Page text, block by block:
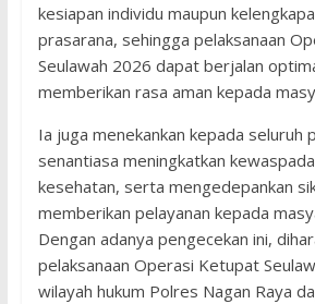
kesiapan individu maupun
prasarana, sehingga pelaksanaan
Seulawah 2026 dapat berjalan
memberikan rasa aman kepada
Ia juga menekankan kepada seluruh
senantiasa meningkatkan
kesehatan, serta mengedepankan
memberikan pelayanan kepada
Dengan adanya pengecekan ini,
pelaksanaan Operasi Ketupat
wilayah hukum Polres Nagan Raya